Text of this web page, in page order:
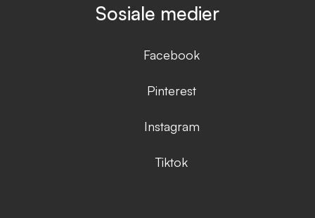
Sosiale medier
Facebook
Pinterest
Instagram
Tiktok